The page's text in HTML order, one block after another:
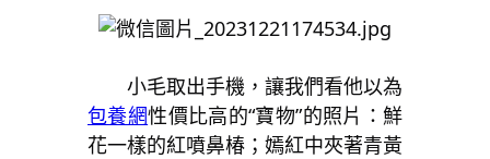
小毛取出手機，讓我們看他以為
包養網性價比高的“寶物”的照片：鮮
花一樣的紅噴鼻椿；嫣紅中夾著青黃